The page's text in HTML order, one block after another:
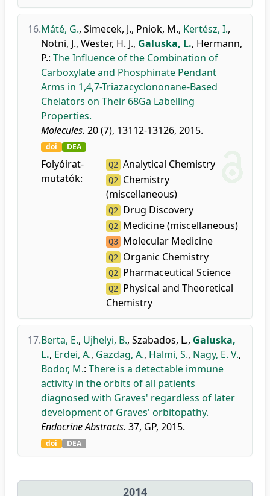
16.Máté, G., Simecek, J., Pniok, M., Kertész, I.,
Notni, J., Wester, H. J., Galuska, L., Hermann,
P.: The Influence of the Combination of
Carboxylate and Phosphinate Pendant
Arms in 1,4,7-Triazacyclononane-Based
Chelators on Their 68Ga Labelling
Properties.
Molecules. 20 (7), 13112-13126, 2015.
doi DEA
Folyóirat-
mutatók:
Q2 Analytical Chemistry
Q2
Chemistry
(miscellaneous)
Q2 Drug Discovery
Q2 Medicine (miscellaneous)
Q3 Molecular Medicine
Q2 Organic Chemistry
Q2 Pharmaceutical Science
Q2
Physical and Theoretical
Chemistry
17.Berta, E., Ujhelyi, B., Szabados, L., Galuska,
L., Erdei, A., Gazdag, A., Halmi, S., Nagy, E. V.,
Bodor, M.: There is a detectable immune
activity in the orbits of all patients
diagnosed with Graves' regardless of later
development of Graves' orbitopathy.
Endocrine Abstracts. 37, GP, 2015.
doi DEA
2014